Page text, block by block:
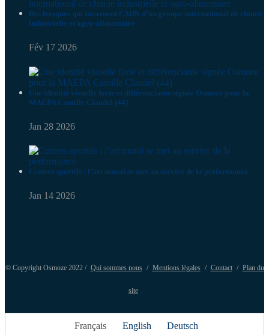
Des fresques qui incarnent l’ADN d’un groupe international de chimie
industrielle et agro-alimentaire
Fév 17 2026
Une identité visuelle forte et différenciante signée Osmoze pour la
MAEPA Camille Claudel (44)
Jan 28 2026
Centres sportifs : l’art mural se met au service de la performance
Jan 14 2026
© Copyright Osmoze 2022 / Qui sommes nous / Mentions légales / Contact / Plan du
site
Français English Deutsch